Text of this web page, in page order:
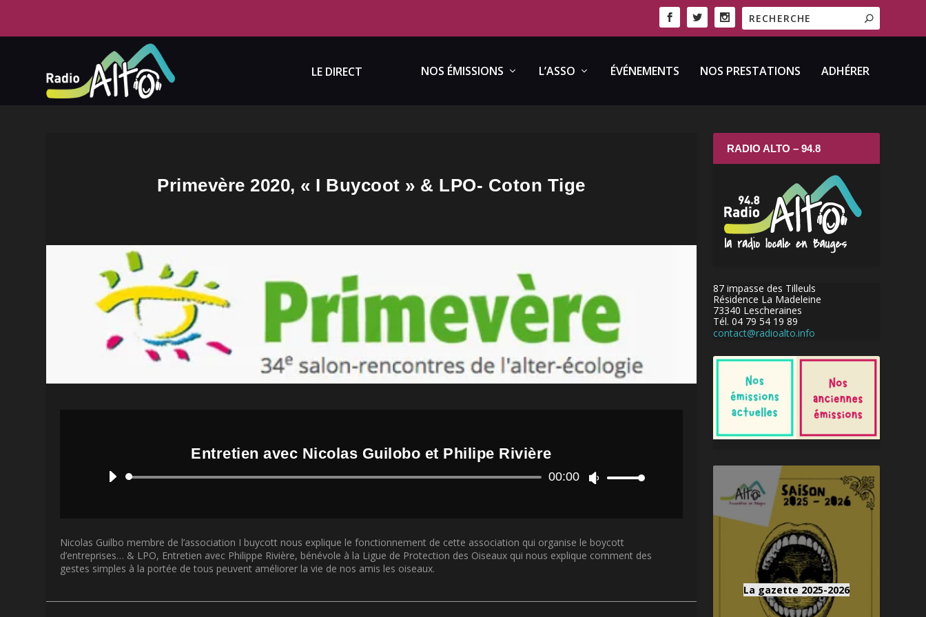
LE DIRECT NOS ÉMISSIONS L’ASSO ÉVÉNEMENTS NOS PRESTATIONS ADHÉRER
Primevère 2020, « I Buycoot » & LPO- Coton Tige
Entretien avec Nicolas Guilobo et Philipe Rivière
Lecteur
00:00
U
s
e
Nicolas Guilbo membre de l’association I buycott nous explique le fonctionnement de cette association qui organise le boycott
d’entreprises… & LPO, Entretien avec Philippe Rivière, bénévole à la Ligue de Protection des Oiseaux qui nous explique comment des
gestes simples à la portée de tous peuvent améliorer la vie de nos amis les oiseaux.
RADIO ALTO – 94.8
87 impasse des Tilleuls
Résidence La Madeleine
73340 Lescheraines
Tél. 04 79 54 19 89
contact@radioalto.info
La gazette 2025-2026